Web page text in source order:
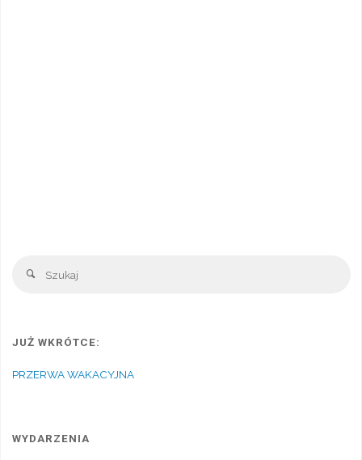
Szukaj
JUŻ WKRÓTCE:
PRZERWA WAKACYJNA
WYDARZENIA